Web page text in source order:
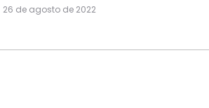
26 de agosto de 2022